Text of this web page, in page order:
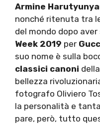
Armine
nonché ritenuta tra
del mondo dopo
Week 2019 per
suo nome è sulla
classici canoni
bellezza
fotografo Oliviero
la personalità e
pare, però, tutto